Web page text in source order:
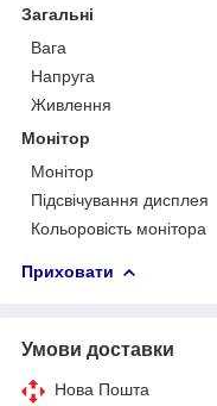
Загальні
Вага
Напруга
Живлення
Монітор
Монітор
Підсвічування дисплея
Кольоровість монітора
Приховати
Умови доставки
Нова Пошта